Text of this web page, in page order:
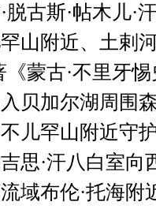
脱古斯·帖木儿·
山附近、土剌
《蒙古·不里牙
贝加尔湖周围
儿罕山附近守
思·汗八白室向
域布伦·托海附